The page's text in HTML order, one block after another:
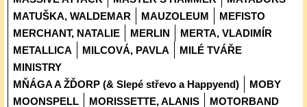
MATUŠKA, WALDEMAR
MAUZOLEUM
MEFISTO
MERCHANT, NATALIE
MERLIN
MERTA, VLADIMÍR
METALLICA
MILCOVÁ, PAVLA
MILÉ TVÁŘE
MINISTRY
MŇÁGA A ŽĎORP (& Slepé střevo a Happyend)
MOBY
MOONSPELL
MORISSETTE, ALANIS
MOTORBAND